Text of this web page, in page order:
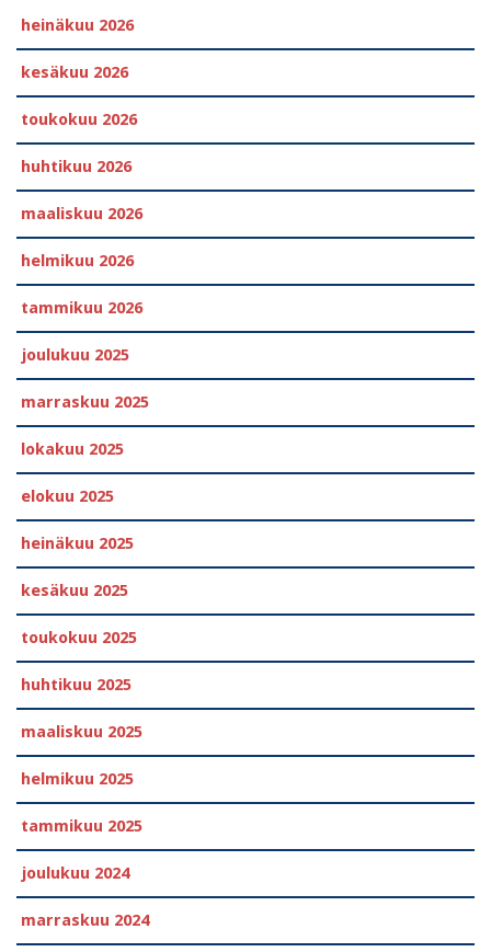
heinäkuu 2026
kesäkuu 2026
toukokuu 2026
huhtikuu 2026
maaliskuu 2026
helmikuu 2026
tammikuu 2026
joulukuu 2025
marraskuu 2025
lokakuu 2025
elokuu 2025
heinäkuu 2025
kesäkuu 2025
toukokuu 2025
huhtikuu 2025
maaliskuu 2025
helmikuu 2025
tammikuu 2025
joulukuu 2024
marraskuu 2024